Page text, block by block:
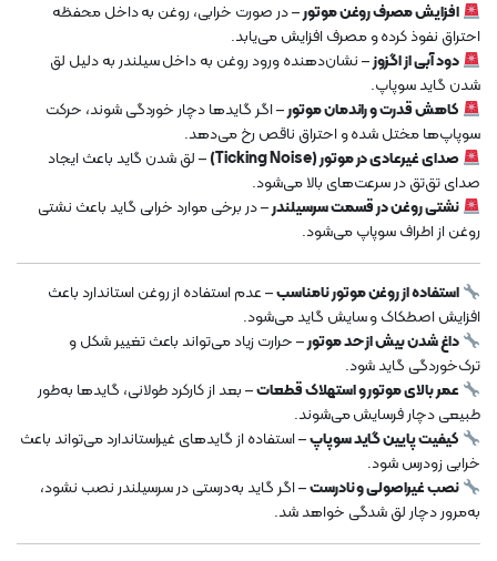
افزایش مصرف روغن موتور– در صورت خرابی، روغن به داخل محفظه
احتراق نفوذ کرده و مصرف افزایش می‌یابد.
دود آبی از اگزوز– نشان‌دهنده ورود روغن به داخل سیلندر به دلیل لق
شدن گاید سوپاپ.
کاهش قدرت و راندمان موتور– اگر گایدها دچار خوردگی شوند، حرکت
سوپاپ‌ها مختل شده و احتراق ناقص رخ می‌دهد.
صدای غیرعادی در موتور (Ticking Noise)
– لق شدن گاید باعث ایجاد
صدای تق‌تق در سرعت‌های بالا می‌شود.
نشتی روغن در قسمت سرسیلندر– در برخی موارد خرابی گاید باعث نشتی
روغن از اطراف سوپاپ می‌شود.
استفاده از روغن موتور نامناسب– عدم استفاده از روغن استاندارد باعث
افزایش اصطکاک و سایش گاید می‌شود.
داغ شدن بیش از حد موتور– حرارت زیاد می‌تواند باعث تغییر شکل و
ترک‌خوردگی گاید شود.
عمر بالای موتور و استهلاک قطعات– بعد از کارکرد طولانی، گایدها به‌طور
طبیعی دچار فرسایش می‌شوند.
کیفیت پایین گاید سوپاپ– استفاده از گایدهای غیراستاندارد می‌تواند باعث
خرابی زودرس شود.
نصب غیراصولی و نادرست– اگر گاید به‌درستی در سرسیلندر نصب نشود،
به‌مرور دچار لق شدگی خواهد شد.